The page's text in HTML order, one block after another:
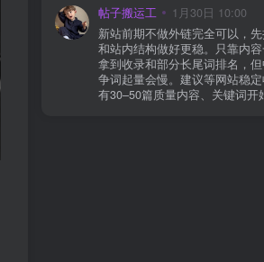
则
手。 2) 什么情况下“等”是没用
情况基本不会靠时间自动解决
乎没有内链（孤立页）、内容
有页面高度相似、canonical 指
URL、同一主题短时间发布太
章。 这种情况下，Google 已经
判断“当前不值得进入索引”。 3)
帖子搬运工 1月30日 10:00
新站前期不做外链完全可以，
和站内结构做好更稳。只靠内
拿到收录和部分长尾词排名，
争词起量会慢。建议等网站稳定
有30–50篇质量内容、关键词开